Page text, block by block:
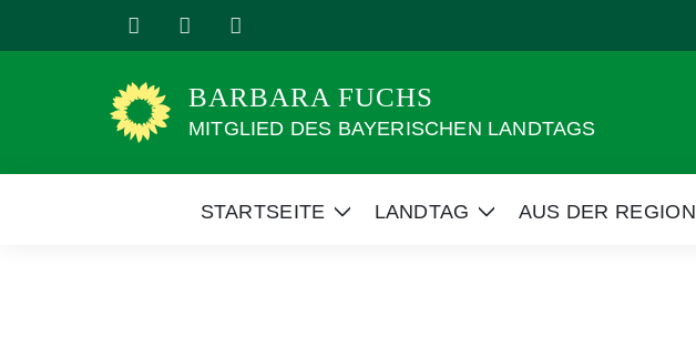
BARBARA FUCHS
MITGLIED DES BAYERISCHEN LANDTAGS
STARTSEITE
Zeige
LANDTAG
Zeige
AUS DER REGION